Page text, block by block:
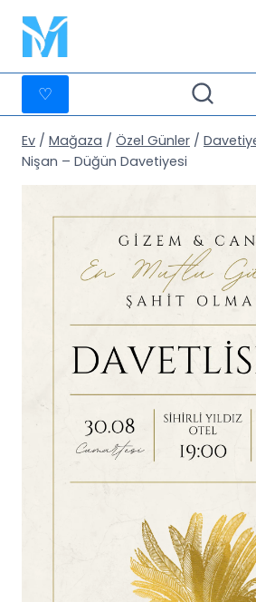
İçeriğe
geç
♡
Ev / Mağaza / Özel Günler /
Nişan – Düğün Davetiyesi